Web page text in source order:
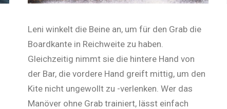
Leni winkelt die Beine an, um für den Grab die
Boardkante in Reichweite zu haben.
Gleichzeitig nimmt sie die hintere Hand von
der Bar, die vordere Hand greift mittig, um den
Kite nicht ungewollt zu -verlenken. Wer das
Manöver ohne Grab trainiert, lässt einfach